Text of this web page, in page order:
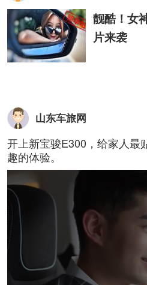
靓酷！女
片来袭
山东车旅网
开上新宝骏E300，给家人最
趣的体验。